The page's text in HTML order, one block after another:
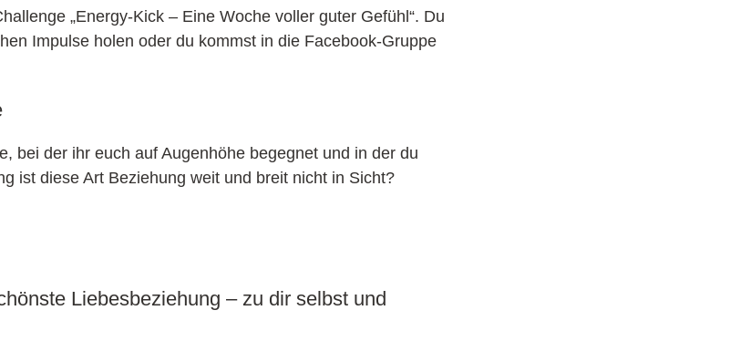
„Energy-Kick – Eine Woche voller guter Gefühl“. Du
Impulse holen oder du kommst in die Facebook-Gruppe
bei der ihr euch auf Augenhöhe begegnet und in der du
ist diese Art Beziehung weit und breit nicht in Sicht?
Liebesbeziehung – zu dir selbst und